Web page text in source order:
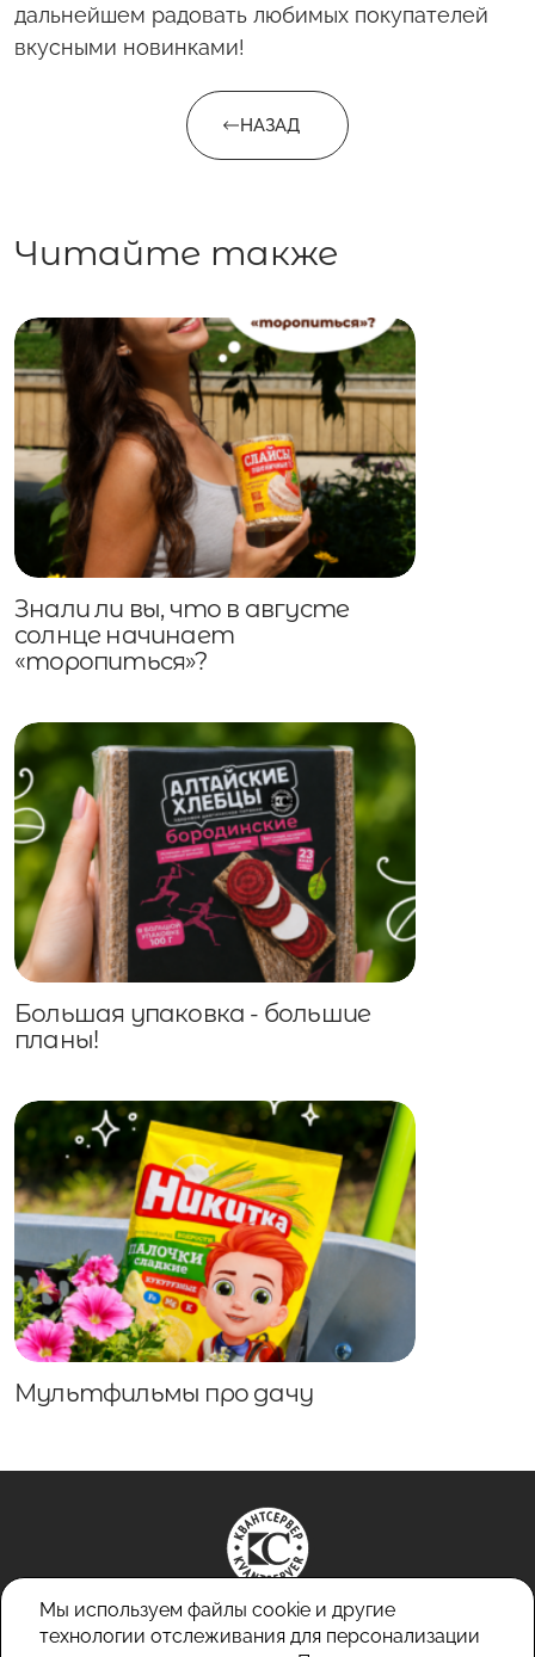
дальнейшем радовать любимых покупателей
вкусными новинками!
НАЗАД
Читайте также
Знали ли вы, что в августе
солнце начинает
«торопиться»?
Большая упаковка - большие
планы!
Мультфильмы про дачу
Мы используем файлы cookie и другие
технологии отслеживания для персонализации